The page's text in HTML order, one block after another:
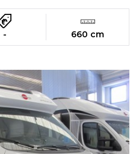
- 660 cm